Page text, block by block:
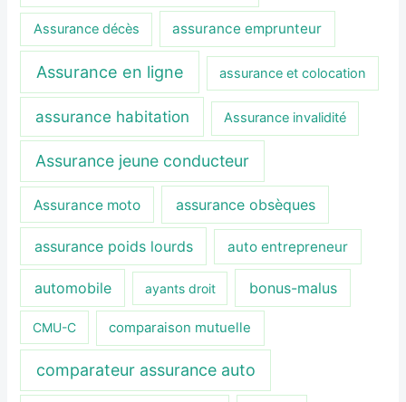
Assurance décès assurance emprunteur
Assurance en ligne assurance et colocation
assurance habitation Assurance invalidité
Assurance jeune conducteur
Assurance moto assurance obsèques
assurance poids lourds auto entrepreneur
automobile ayants droit bonus-malus
CMU-C comparaison mutuelle
comparateur assurance auto